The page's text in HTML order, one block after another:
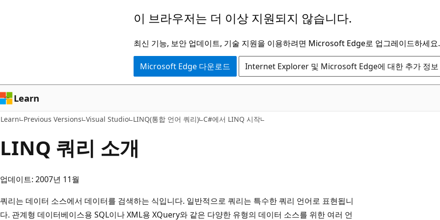
로
건
너
뛰
이 브라우저는 더 이상 지원되지 않습니다.
최신 기능, 보안 업데이트, 기술 지원을 이용하려면 Microsoft Edge로 업그레이드하세요.
Microsoft Edge 다운로드 Internet Explorer 및 Microsoft Edge에 대한 추가 정보
Learn
Learn Previous Versions Visual Studio LINQ(통합 언어 쿼리) C#에서 LINQ 시작
LINQ 쿼리 소개
업데이트: 2007년 11월
쿼리는 데이터 소스에서 데이터를 검색하는 식입니다. 일반적으로 쿼리는 특수한 쿼리 언어로 표현됩니
다. 관계형 데이터베이스용 SQL이나 XML용 XQuery와 같은 다양한 유형의 데이터 소스를 위한 여러 언